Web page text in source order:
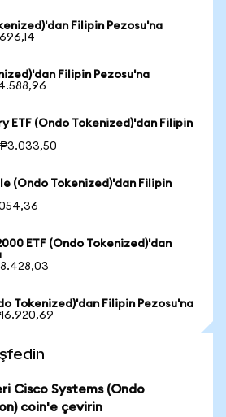
Filipin Pezosu'na
Filipin Pezosu'na
ETF (Ondo Tokenized)'dan Filipin
₱3.033,50
(Ondo Tokenized)'dan Filipin
ETF (Ondo Tokenized)'dan
Tokenized)'dan Filipin Pezosu'na
Cisco Systems (Ondo
coin'e çevirin